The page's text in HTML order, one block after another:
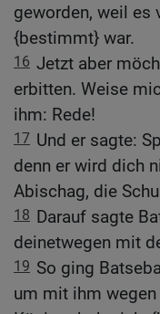
geworden, weil es
{bestimmt} war.
16 Jetzt aber
erbitten. Weise
ihm: Rede!
17 Und er sagte:
denn er wird dich
Abischag, die
18 Darauf sagte
deinetwegen mit
19 So ging
um mit ihm wegen